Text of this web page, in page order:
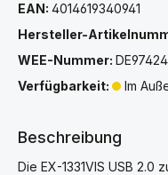
EAN: 4014619340941
Hersteller-
WEE-Nummer:
Verfügbarkeit:
Im
Beschreibung
Die EX-1331VIS USB 2.0